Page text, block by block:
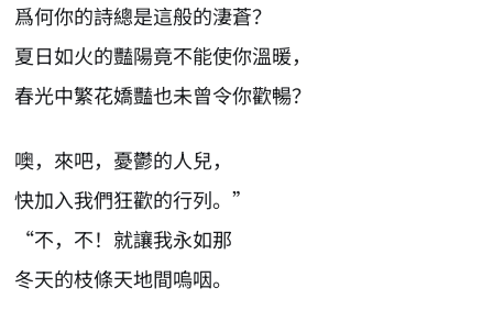
爲何你的詩總是這般的淒蒼？
夏日如火的豔陽竟不能使你溫暖，
春光中繁花嬌豔也未曾令你歡暢？
噢，來吧，憂鬱的人兒，
快加入我們狂歡的行列。”
“不，不！就讓我永如那
冬天的枝條天地間嗚咽。